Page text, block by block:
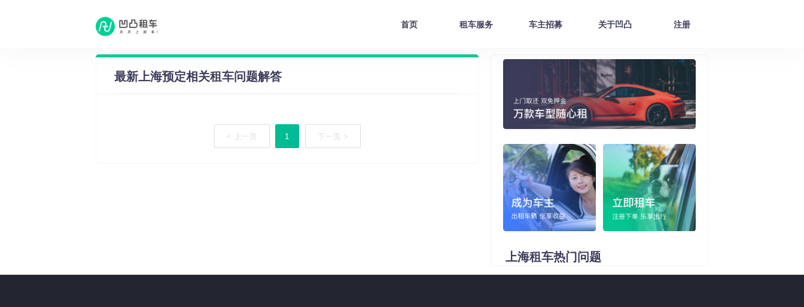
首页 租车服务 车主招募 关于凹凸 注册
租车问答 ·上海预定相关租车问题
最新上海预定相关租车问题解答
< 上一页 1 下一页 >
上海租车热门问题